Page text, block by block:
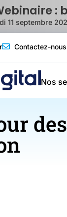
:
11 septembre
Contactez-nous
Nos